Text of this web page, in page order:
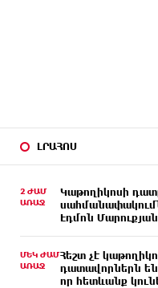
ԼՐԱՀՈՍ
2 ԺԱՄ
ԱՌԱՋ
Կաթողիկոսի
Էդմոն Մարուքյան
ՄԵԿ ԺԱՄ
ԱՌԱՋ
Հեշտ չէ
դատավորներն
որ հետևանք